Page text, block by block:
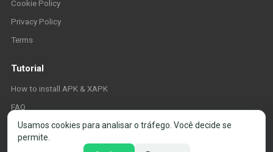
Cookie Policy
Privacy Policy
Terms
Tutorial
How to install APK & XAPK
FAQ
Usamos cookies para analisar o tráfego. Você decide se
permite.